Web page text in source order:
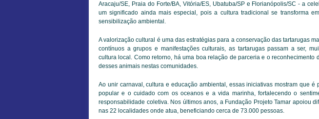
Aracaju/SE, Praia do Forte/BA, Vitória/ES, Ubatuba/SP e Florianópolis/SC - a
um significado ainda mais especial, pois a cultura tradicional se transforma
sensibilização ambiental.
A valorização cultural é uma das estratégias para a conservação das tartarugas
contínuos a grupos e manifestações culturais, as tartarugas passam a ser,
cultura local. Como retorno, há uma boa relação de parceria e o reconhecimento
desses animais nestas comunidades.
Ao unir carnaval, cultura e educação ambiental, essas iniciativas mostram que é
popular e o cuidado com os oceanos e a vida marinha, fortalecendo o
responsabilidade coletiva. Nos últimos anos, a Fundação Projeto Tamar apoiou
nas 22 localidades onde atua, beneficiando cerca de 73.000 pessoas.